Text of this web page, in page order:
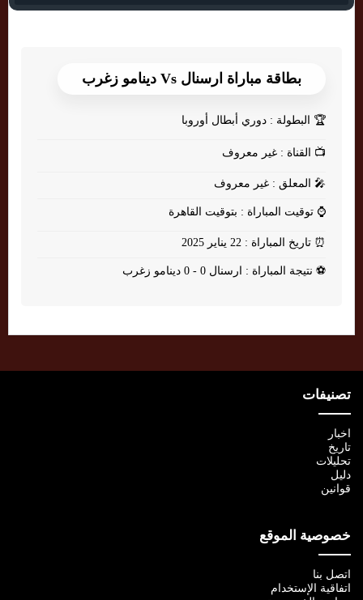
بطاقة مباراة ارسنال Vs دينامو زغرب
🏆 البطولة : دوري أبطال أوروبا
📺 القناة : غير معروف
🎤 المعلق : غير معروف
⌚ توقيت المباراة : بتوقيت القاهرة
⏰ تاريخ المباراة : 22 يناير 2025
⚽ نتيجة المباراة : ارسنال 0 - 0 دينامو زغرب
تصنيفات
اخبار
تاريخ
تحليلات
دليل
قوانين
خصوصية الموقع
اتصل بنا
اتفاقية الإستخدام